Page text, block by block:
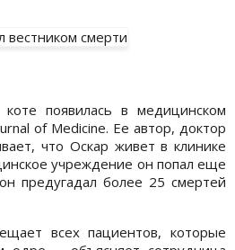
появилась в медицинском
of Medicine. Ее автор, доктор
что Оскар живет в клинике
учреждение он попал еще
предугадал более 25 смертей
всех пациентов, которые